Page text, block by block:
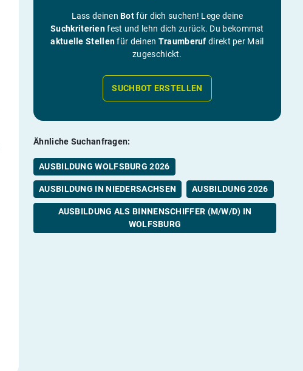
Lass deinenBotfür dich suchen! Lege deine
Suchkriterienfest und lehn dich zurück. Du bekommst
aktuelle Stellenfür deinen Traumberuf direkt per Mail
zugeschickt.
SUCHBOT ERSTELLEN
Ähnliche Suchanfragen:
AUSBILDUNG WOLFSBURG 2026
AUSBILDUNG IN NIEDERSACHSEN AUSBILDUNG 2026
AUSBILDUNG ALS BINNENSCHIFFER (M/W/D) IN
WOLFSBURG